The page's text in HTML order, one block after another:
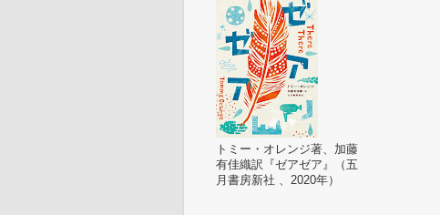
トミー・オレンジ著、加藤
有佳織訳『ゼアゼア』（五
月書房新社 、2020年）